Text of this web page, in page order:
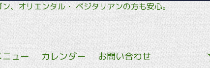
ーガン、オリエンタル・ ベジタリアンの方も安心。
ュー カレンダー
お問い合わせ